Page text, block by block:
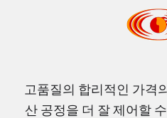
고품질의 합리적인 가격
산 공정을 더 잘 제어할